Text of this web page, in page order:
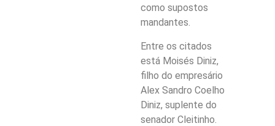
como supostos
mandantes.
Entre os citados
está Moisés Diniz,
filho do empresário
Alex Sandro Coelho
Diniz, suplente do
senador Cleitinho.